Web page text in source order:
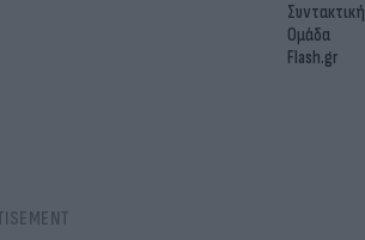
Συντακτική
Ομάδα
Flash.gr